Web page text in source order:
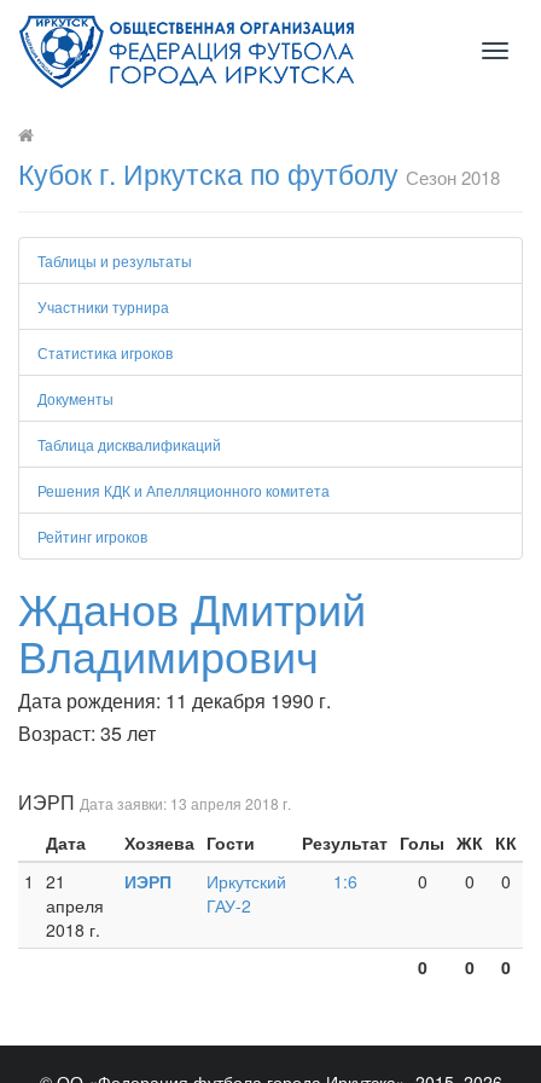
Кубок г. Иркутска по футболу Сезон 2018
Таблицы и результаты
Участники турнира
Статистика игроков
Документы
Таблица дисквалификаций
Решения КДК и Апелляционного комитета
Рейтинг игроков
Жданов Дмитрий
Владимирович
Дата рождения: 11 декабря 1990 г.
Возраст: 35 лет
ИЭРП Дата заявки: 13 апреля 2018 г.
Дата Хозяева Гости Результат Голы ЖК КК
1
21
апреля
2018 г.
ИЭРП
Иркутский
ГАУ-2
1:6 0 0 0
0 0 0